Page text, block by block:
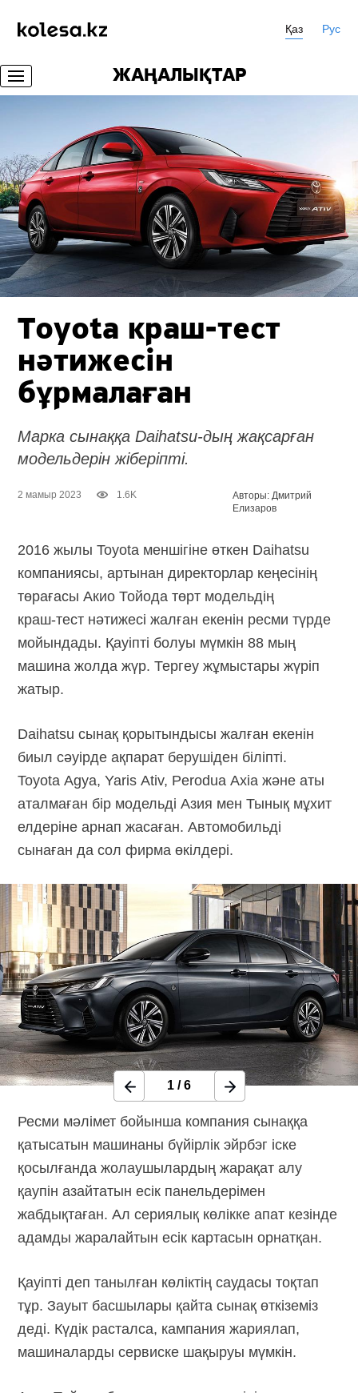
Қаз Рус
ЖАҢАЛЫҚТАР
Toyota краш-тест
нәтижесін
бұрмалаған
Марка сынаққа Daihatsu-дың жақсарған
модельдерін жіберіпті.
2 мамыр 2023 1.6K
Авторы: Дмитрий
Елизаров
2016 жылы Toyota меншігіне өткен Daihatsu
компаниясы, артынан директорлар кеңесінің
төрағасы Акио Тойода төрт модельдің
краш-тест нәтижесі жалған екенін ресми түрде
мойындады. Қауіпті болуы мүмкін 88 мың
машина жолда жүр. Тергеу жұмыстары жүріп
жатыр.
Daihatsu сынақ қорытындысы жалған екенін
биыл сәуірде ақпарат берушіден біліпті.
Toyota Agya, Yaris Ativ, Perodua Axia және аты
аталмаған бір модельді Азия мен Тынық мұхит
елдеріне арнап жасаған. Автомобильді
сынаған да сол фирма өкілдері.
1 /6
Ресми мәлімет бойынша компания сынаққа
қатысатын машинаны бүйірлік эйрбэг іске
қосылғанда жолаушылардың жарақат алу
қаупін азайтатын есік панельдерімен
жабдықтаған. Ал сериялық көлікке апат кезінде
адамды жаралайтын есік картасын орнатқан.
Қауіпті деп танылған көліктің саудасы тоқтап
тұр. Зауыт басшылары қайта сынақ өткіземіз
деді. Күдік расталса, кампания жариялап,
машиналарды сервиске шақыруы мүмкін.